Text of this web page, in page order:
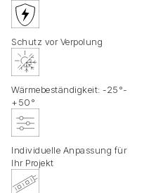
Schutz vor Verpolung
Wärmebeständigkeit: -25°-
+50°
Individuelle Anpassung für
Ihr Projekt